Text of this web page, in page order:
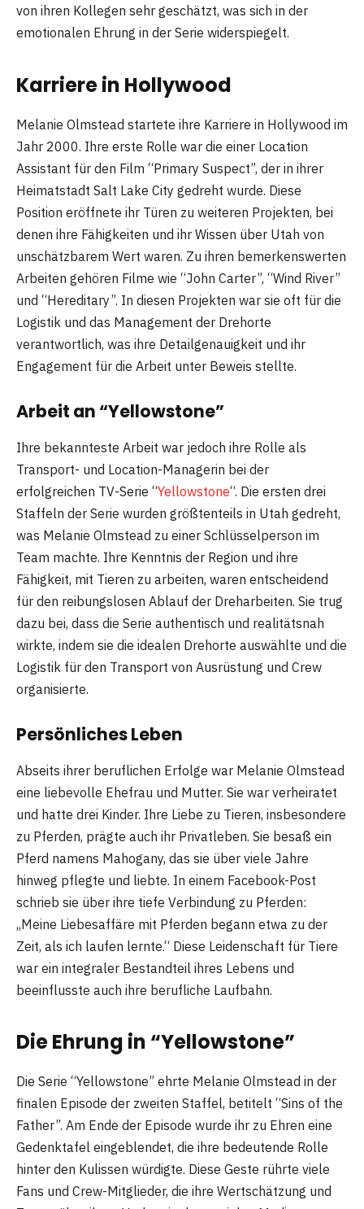
von ihren Kollegen sehr geschätzt, was sich in der
emotionalen Ehrung in der Serie widerspiegelt.
Karriere in Hollywood
Melanie Olmstead startete ihre Karriere in Hollywood im
Jahr 2000. Ihre erste Rolle war die einer Location
Assistant für den Film “Primary Suspect”, der in ihrer
Heimatstadt Salt Lake City gedreht wurde. Diese
Position eröffnete ihr Türen zu weiteren Projekten, bei
denen ihre Fähigkeiten und ihr Wissen über Utah von
unschätzbarem Wert waren. Zu ihren bemerkenswerten
Arbeiten gehören Filme wie “John Carter”, “Wind River”
und “Hereditary”. In diesen Projekten war sie oft für die
Logistik und das Management der Drehorte
verantwortlich, was ihre Detailgenauigkeit und ihr
Engagement für die Arbeit unter Beweis stellte.
Arbeit an “Yellowstone”
Ihre bekannteste Arbeit war jedoch ihre Rolle als
Transport- und Location-Managerin bei der
erfolgreichen TV-Serie “Yellowstone“. Die ersten drei
Staffeln der Serie wurden größtenteils in Utah gedreht,
was Melanie Olmstead zu einer Schlüsselperson im
Team machte. Ihre Kenntnis der Region und ihre
Fähigkeit, mit Tieren zu arbeiten, waren entscheidend
für den reibungslosen Ablauf der Dreharbeiten. Sie trug
dazu bei, dass die Serie authentisch und realitätsnah
wirkte, indem sie die idealen Drehorte auswählte und die
Logistik für den Transport von Ausrüstung und Crew
organisierte.
Persönliches Leben
Abseits ihrer beruflichen Erfolge war Melanie Olmstead
eine liebevolle Ehefrau und Mutter. Sie war verheiratet
und hatte drei Kinder. Ihre Liebe zu Tieren, insbesondere
zu Pferden, prägte auch ihr Privatleben. Sie besaß ein
Pferd namens Mahogany, das sie über viele Jahre
hinweg pflegte und liebte. In einem Facebook-Post
schrieb sie über ihre tiefe Verbindung zu Pferden:
„Meine Liebesaffäre mit Pferden begann etwa zu der
Zeit, als ich laufen lernte.“ Diese Leidenschaft für Tiere
war ein integraler Bestandteil ihres Lebens und
beeinflusste auch ihre berufliche Laufbahn.
Die Ehrung in “Yellowstone”
Die Serie “Yellowstone” ehrte Melanie Olmstead in der
finalen Episode der zweiten Staffel, betitelt “Sins of the
Father”. Am Ende der Episode wurde ihr zu Ehren eine
Gedenktafel eingeblendet, die ihre bedeutende Rolle
hinter den Kulissen würdigte. Diese Geste rührte viele
Fans und Crew-Mitglieder, die ihre Wertschätzung und